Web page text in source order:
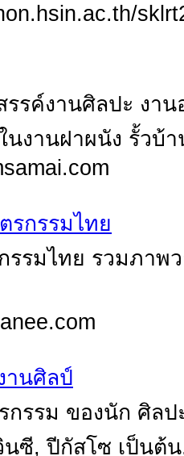
รรค์งานศิลปะ งา
งานฝาผนัง รั้วบ้
รกรรมไทย
รมไทย รวมภาพ
านศิลป์
กรรม ของนัก ศิล
ซี, ปีกัสโซ เป็นต้